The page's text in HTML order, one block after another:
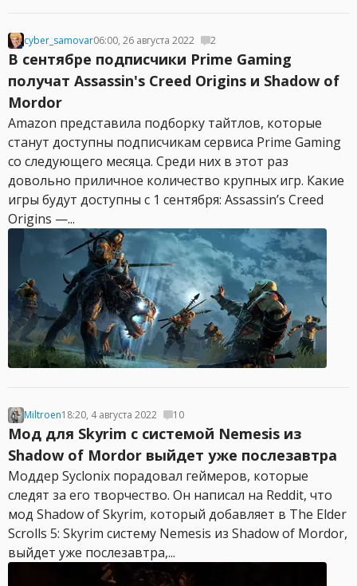
cyber_samovar06:00, 26 августа 2022 2
В сентябре подписчики Prime Gaming
получат Assassin's Creed Origins и Shadow of
Mordor
Amazon представила подборку тайтлов, которые
станут доступны подписчикам сервиса Prime Gaming
со следующего месяца. Среди них в этот раз
довольно приличное количество крупных игр. Какие
игры будут доступны с 1 сентября: Assassin’s Creed
Origins —...
Miltroen18:20, 4 августа 2022 10
Мод для Skyrim с системой Nemesis из
Shadow of Mordor выйдет уже послезавтра
Моддер Syclonix порадовал геймеров, которые
следят за его творчество. Он написал на Reddit, что
мод Shadow of Skyrim, который добавляет в The Elder
Scrolls 5: Skyrim систему Nemesis из Shadow of Mordor,
выйдет уже послезавтра,...